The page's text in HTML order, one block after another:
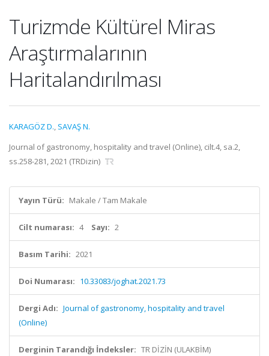
Turizmde Kültürel Miras
Araştırmalarının
Haritalandırılması
KARAGÖZ D., SAVAŞ N.
Journal of gastronomy, hospitality and travel (Online), cilt.4, sa.2,
ss.258-281, 2021 (TRDizin)
Yayın Türü: Makale / Tam Makale
Cilt numarası: 4 Sayı: 2
Basım Tarihi: 2021
Doi Numarası: 10.33083/joghat.2021.73
Dergi Adı: Journal of gastronomy, hospitality and travel
(Online)
Derginin Tarandığı İndeksler: TR DİZİN (ULAKBİM)